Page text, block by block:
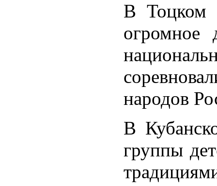
В Тоцком
огромное
народов
В
группы